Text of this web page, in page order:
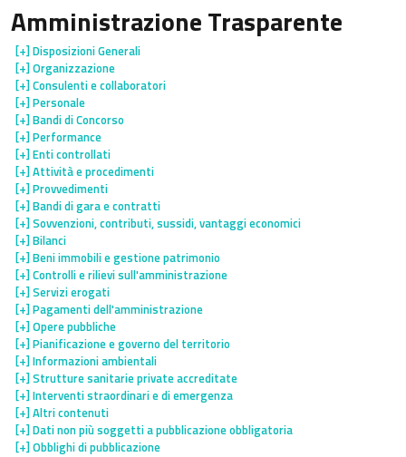
Amministrazione Trasparente
[+]Disposizioni Generali
[+]Organizzazione
[+]Consulenti e collaboratori
[+]Personale
[+]Bandi di Concorso
[+]Performance
[+]Enti controllati
[+]Attività e procedimenti
[+]Provvedimenti
[+]Bandi di gara e contratti
[+]Sovvenzioni, contributi, sussidi, vantaggi economici
[+]Bilanci
[+]Beni immobili e gestione patrimonio
[+]Controlli e rilievi sull'amministrazione
[+]Servizi erogati
[+]Pagamenti dell'amministrazione
[+]Opere pubbliche
[+]Pianificazione e governo del territorio
[+]Informazioni ambientali
[+]Strutture sanitarie private accreditate
[+]Interventi straordinari e di emergenza
[+]Altri contenuti
[+]Dati non più soggetti a pubblicazione obbligatoria
[+]Obblighi di pubblicazione